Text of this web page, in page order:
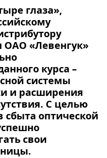
глаза»,
ОАО «Левенгук»
курса –
системы
и расширения
С целью
сбыта оптической
свои